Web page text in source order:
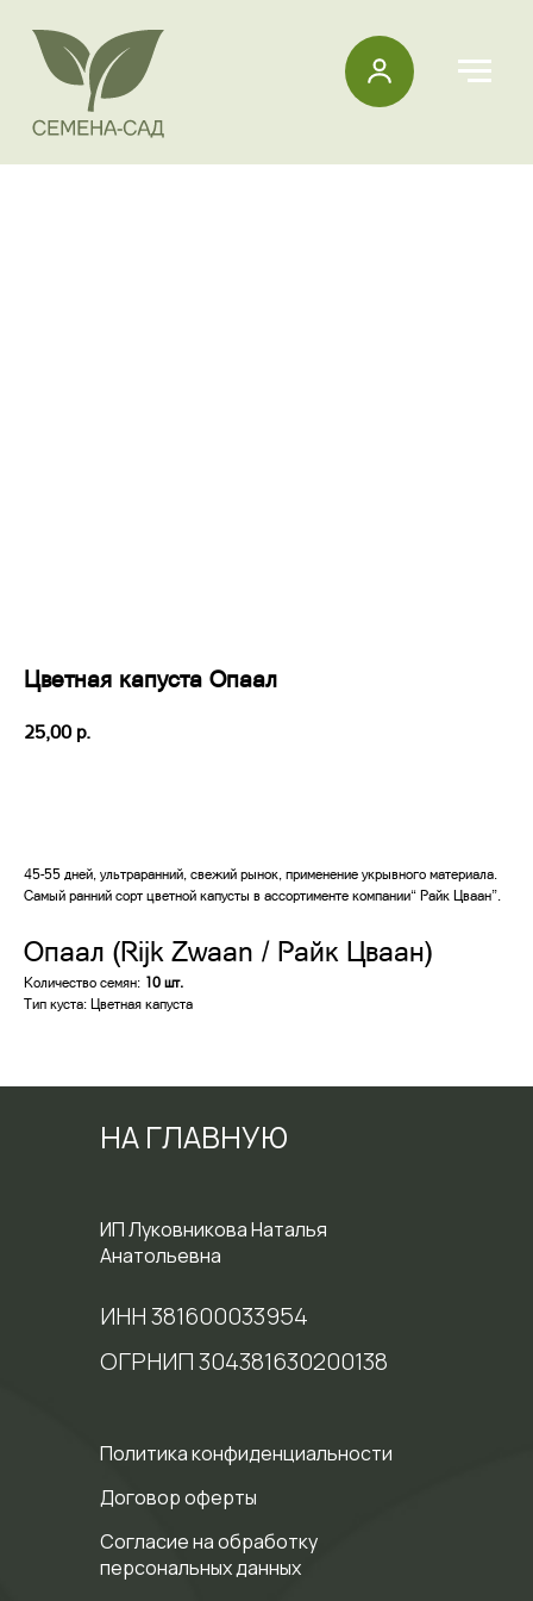
Цветная капуста Опаал
25,00 р.
45-55 дней, ультраранний, свежий рынок, применение укрывного материала.
Самый ранний сорт цветной капусты в ассортименте компании“ Райк Цваан”.
Опаал (Rijk Zwaan / Райк Цваан)
Количество семян: 10 шт.
Тип куста: Цветная капуста
ИП Луковникова Наталья
Анатольевна
НА ГЛАВНУЮ
Политика конфиденциальности
Cогласие на обработку
персональных данных
ИНН 381600033954
ОГРНИП 304381630200138
Договор оферты